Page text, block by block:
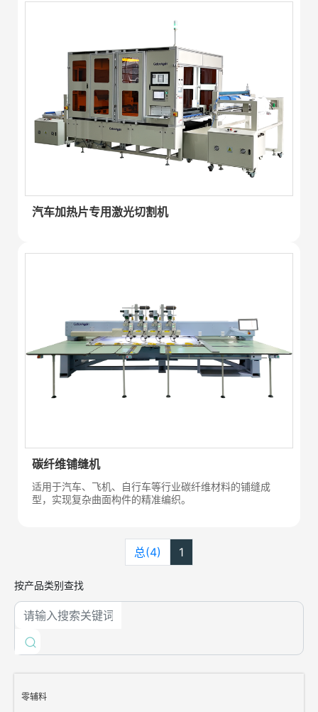
按产品类别查找
零辅料
汽车加热片专用激光切割机
碳纤维铺缝机
适用于汽车、飞机、自行车等行业碳纤维材料的铺缝成
型，实现复杂曲面构件的精准编织。
总(4) 1